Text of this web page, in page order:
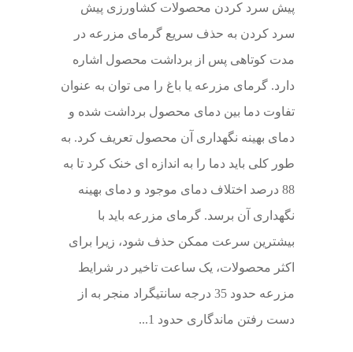
پیش سرد کردن محصولات کشاورزی پیش
سرد کردن به حذف سریع گرمای مزرعه در
مدت کوتاهی پس از برداشت محصول اشاره
دارد. گرمای مزرعه یا باغ را می توان به عنوان
تفاوت دما بین دمای محصول برداشت شده و
دمای بهینه نگهداری آن محصول تعریف کرد. به
طور کلی باید دما را به اندازه ای خنک کرد تا به
88 درصد اختلاف دمای موجود و دمای بهینه
نگهداری آن برسد. گرمای مزرعه باید با
بیشترین سرعت ممکن حذف شود، زیرا برای
اکثر محصولات، یک ساعت تاخیر در شرایط
مزرعه حدود 35 درجه سانتیگراد منجر به از
دست رفتن ماندگاری حدود 1...